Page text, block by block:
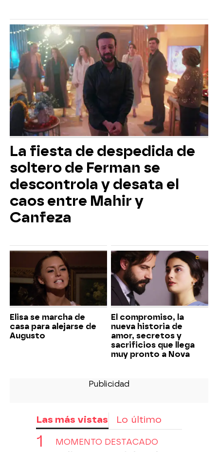
La fiesta de despedida de
soltero de Ferman se
descontrola y desata el
caos entre Mahir y
Canfeza
Elisa se marcha de
casa para alejarse de
Augusto
El compromiso, la
nueva historia de
amor, secretos y
sacrificios que llega
muy pronto a Nova
Las más vistas Lo último
MOMENTO DESTACADO